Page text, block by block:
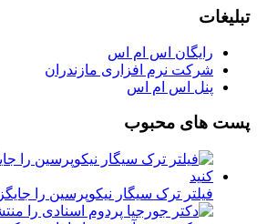
تبلیغات
رایگان اس ام اس
شرکت نرم افزاری مازندران
پنل اس ام اس
پست های محبوب
فیلتر ترک سیگار نیکوپرسین را